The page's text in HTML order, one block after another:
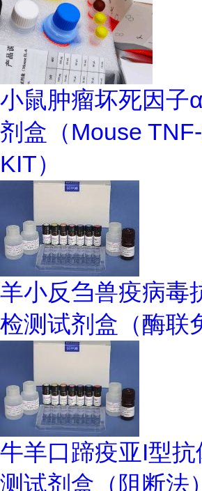
小鼠肿瘤坏死因子
剂盒（Mouse
KIT）
羊小反刍兽疫病毒
检测试剂盒（酶联
牛羊口蹄疫亚I型
测试剂盒（阻断法）